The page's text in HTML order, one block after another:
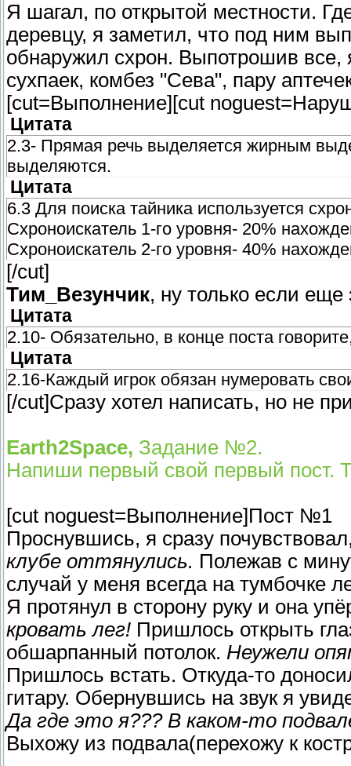
Я шагал, по открытой местности.
деревцу, я заметил, что под ним
обнаружил схрон. Выпотрошив все,
сухпаек, комбез "Сева", пару
[cut=Выполнение][cut
Цитата
2.3- Прямая речь выделяется жирным
выделяются.
Цитата
6.3 Для поиска тайника используется
Схроноискатель 1-го уровня- 20%
Схроноискатель 2-го уровня- 40%
[/cut]
Тим_Везунчик, ну только если еще
Цитата
2.10- Обязательно, в конце поста
Цитата
2.16-Каждый игрок обязан нумеровать
[/cut]Сразу хотел написать, но не
Earth2Space, Задание №2.
Напиши первый свой первый пост.
[cut noguest=Выполнение]Пост №1
Проснувшись, я сразу
клубе оттянулись. Полежав с
случай у меня всегда на тумбочке
Я протянул в сторону руку и она
кровать лег! Пришлось открыть
обшарпанный потолок. Неужели
Пришлось встать. Откуда-то
гитару. Обернувшись на звук я
Да где это я??? В каком-то
Выхожу из подвала(перехожу к